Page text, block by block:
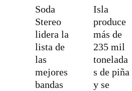
Soda
Stereo
lidera la
lista de
las
mejores
bandas
Isla
produce
más de
235 mil
tonelada
s de piña
y se